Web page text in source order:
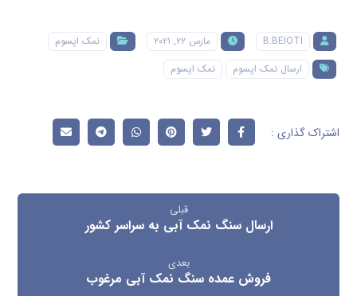
B.BEIOTI مارس ۲۲, ۲۰۲۱
نمک اپسوم
ارسال نمک اپسوم
نمک اپسوم
قبلی
ارسال سنگ نمک آبی به سراسر کشور
بعدی
فروش عمده سنگ نمک آبی مرغوب